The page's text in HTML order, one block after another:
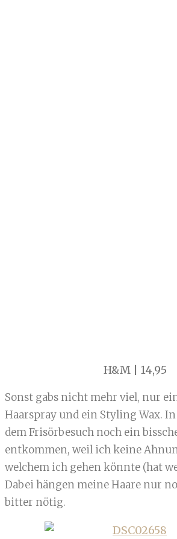
H&M | 14,95
Sonst gabs nicht mehr viel, nur
Haarspray und ein Styling Wax.
dem Frisörbesuch noch ein
entkommen, weil ich keine
welchem ich gehen könnte (hat
Dabei hängen meine Haare nur
bitter nötig.